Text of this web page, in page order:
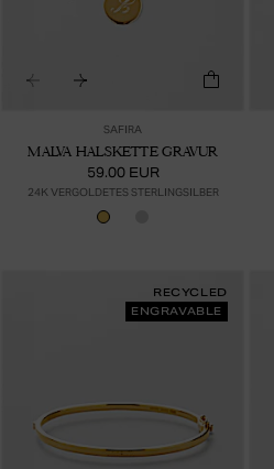
SAFIRA
MALVA HALSKETTE GRAVUR
59.00 EUR
24K VERGOLDETES STERLINGSILBER
RECYCLED
ENGRAVABLE